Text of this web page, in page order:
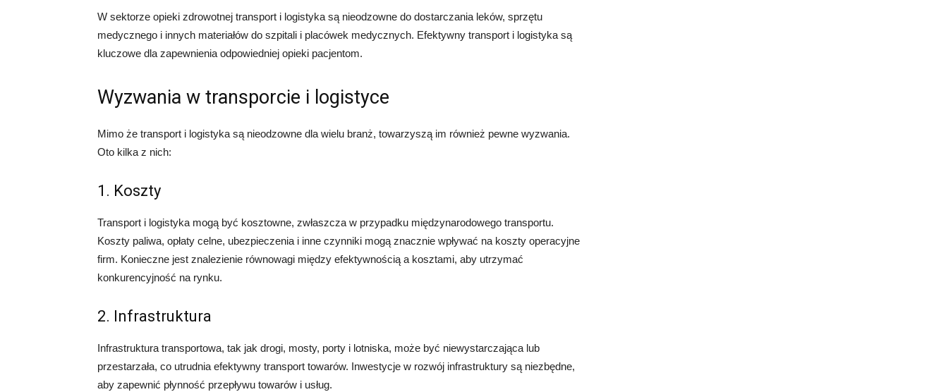
W sektorze opieki zdrowotnej transport i logistyka są nieodzowne do dostarczania leków, sprzętu
medycznego i innych materiałów do szpitali i placówek medycznych. Efektywny transport i logistyka są
kluczowe dla zapewnienia odpowiedniej opieki pacjentom.
Wyzwania w transporcie i logistyce
Mimo że transport i logistyka są nieodzowne dla wielu branż, towarzyszą im również pewne wyzwania.
Oto kilka z nich:
1. Koszty
Transport i logistyka mogą być kosztowne, zwłaszcza w przypadku międzynarodowego transportu.
Koszty paliwa, opłaty celne, ubezpieczenia i inne czynniki mogą znacznie wpływać na koszty operacyjne
firm. Konieczne jest znalezienie równowagi między efektywnością a kosztami, aby utrzymać
konkurencyjność na rynku.
2. Infrastruktura
Infrastruktura transportowa, tak jak drogi, mosty, porty i lotniska, może być niewystarczająca lub
przestarzała, co utrudnia efektywny transport towarów. Inwestycje w rozwój infrastruktury są niezbędne,
aby zapewnić płynność przepływu towarów i usług.